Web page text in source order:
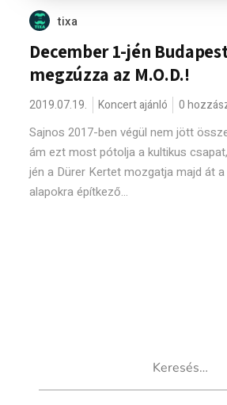
tixa
December 1-jén
megzúzza az M.O.D.!
2019.07.19. Koncert ajánló 0
Sajnos 2017-ben végül nem jött
ám ezt most pótolja a kultikus
jén a Dürer Kertet mozgatja majd át
alapokra építkező...